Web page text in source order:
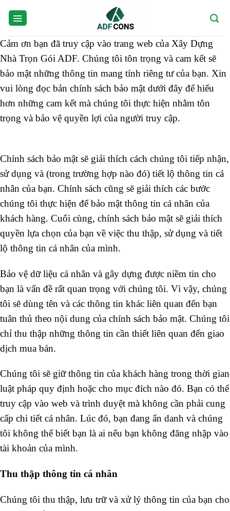
Cảm ơn bạn đã truy cập vào trang web của Xây Dựng
Nhà Trọn Gói ADF. Chúng tôi tôn trọng và cam kết sẽ
bảo mật những thông tin mang tính riêng tư của bạn. Xin
vui lòng đọc bản chính sách bảo mật dưới đây để hiểu
hơn những cam kết mà chúng tôi thực hiện nhằm tôn
trọng và bảo vệ quyền lợi của người truy cập.
Chính sách bảo mật sẽ giải thích cách chúng tôi tiếp nhận,
sử dụng và (trong trường hợp nào đó) tiết lộ thông tin cá
nhân của bạn. Chính sách cũng sẽ giải thích các bước
chúng tôi thực hiện để bảo mật thông tin cá nhân của
khách hàng. Cuối cùng, chính sách bảo mật sẽ giải thích
quyền lựa chọn của bạn về việc thu thập, sử dụng và tiết
lộ thông tin cá nhân của mình.
Bảo vệ dữ liệu cá nhân và gây dựng được niềm tin cho
bạn là vấn đề rất quan trọng với chúng tôi. Vì vậy, chúng
tôi sẽ dùng tên và các thông tin khác liên quan đến bạn
tuân thủ theo nội dung của chính sách bảo mật. Chúng tôi
chỉ thu thập những thông tin cần thiết liên quan đến giao
dịch mua bán.
Chúng tôi sẽ giữ thông tin của khách hàng trong thời gian
luật pháp quy định hoặc cho mục đích nào đó. Bạn có thể
truy cập vào web và trình duyệt mà không cần phải cung
cấp chi tiết cá nhân. Lúc đó, bạn đang ẩn danh và chúng
tôi không thể biết bạn là ai nếu bạn không đăng nhập vào
tài khoản của mình.
Thu thập thông tin cá nhân
Chúng tôi thu thập, lưu trữ và xử lý thông tin của bạn cho